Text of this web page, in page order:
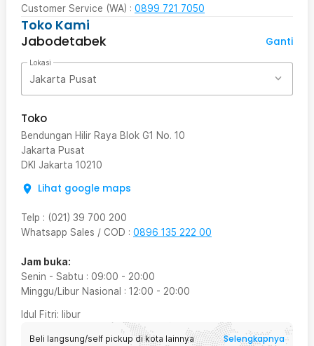
Customer Service (WA) : 0899 721 7050
Toko Kami
Jabodetabek
Ganti
Lokasi
Jakarta Pusat
Toko
Bendungan Hilir Raya Blok G1 No. 10
Jakarta Pusat
DKI Jakarta 10210
Lihat google maps
Telp : (021) 39 700 200
Whatsapp Sales / COD : 0896 135 222 00
Jam buka:
Senin - Sabtu : 09:00 - 20:00
Minggu/Libur Nasional : 12:00 - 20:00
Idul Fitri: libur
Beli langsung/self pickup di kota lainnya Selengkapnya